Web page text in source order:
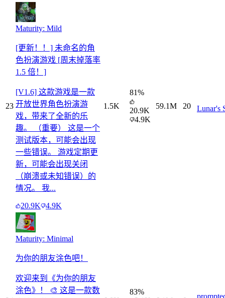
23
Maturity: Mild
[更新！！] 未命名的角
色扮演游戏 [周末掉落率
1.5 倍！]
[V1.6] 这款游戏是一款
开放世界角色扮演游
戏，带来了全新的乐
趣。 （重要） 这是一个
测试版本，可能会出现
一些错误。 游戏定期更
新，可能会出现关闭
（崩溃或未知错误）的
情况。 我...
20.9K 4.9K
1.5K
81%
20.9K
4.9K
59.1M 20 Lunar's
Maturity: Minimal
为你的朋友涂色吧！
欢迎来到《为你的朋友
涂色》！ 🎨 这是一款数
83%